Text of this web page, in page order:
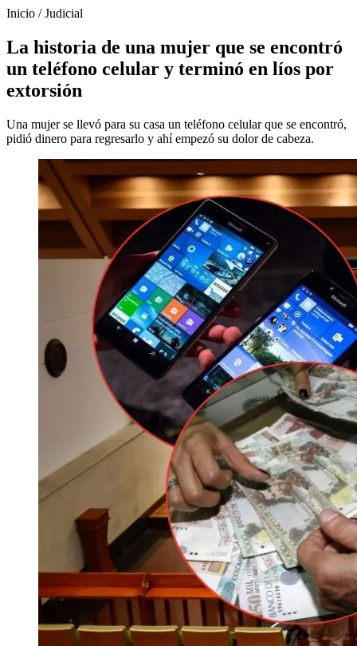
Inicio /Judicial
La historia de una mujer que se encontró
un teléfono celular y terminó en líos por
extorsión
Una mujer se llevó para su casa un teléfono celular que se encontró,
pidió dinero para regresarlo y ahí empezó su dolor de cabeza.